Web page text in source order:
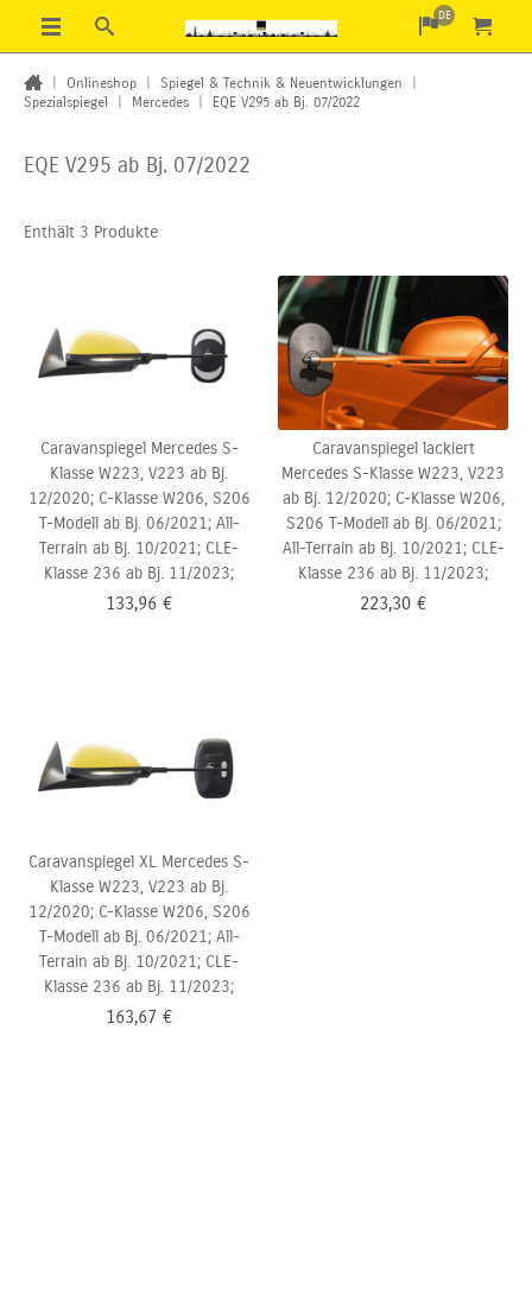
DE
Onlineshop Spiegel & Technik & Neuentwicklungen
Spezialspiegel
Mercedes EQE V295 ab Bj. 07/2022
EQE V295 ab Bj. 07/2022
Enthält 3 Produkte
Caravanspiegel Mercedes S-
Klasse W223, V223 ab Bj.
12/2020; C-Klasse W206, S206
T-Modell ab Bj. 06/2021; All-
Terrain ab Bj. 10/2021; CLE-
Klasse 236 ab Bj. 11/2023;
133,96 €
Caravanspiegel lackiert
Mercedes S-Klasse W223, V223
ab Bj. 12/2020; C-Klasse W206,
S206 T-Modell ab Bj. 06/2021;
All-Terrain ab Bj. 10/2021; CLE-
Klasse 236 ab Bj. 11/2023;
223,30 €
Caravanspiegel XL Mercedes S-
Klasse W223, V223 ab Bj.
12/2020; C-Klasse W206, S206
T-Modell ab Bj. 06/2021; All-
Terrain ab Bj. 10/2021; CLE-
Klasse 236 ab Bj. 11/2023;
163,67 €